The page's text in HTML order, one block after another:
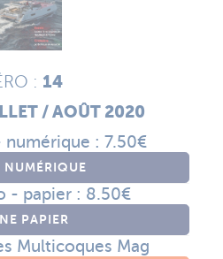
: 14
/ AOÛT 2020
numérique : 7.50€
NUMÉRIQUE
- papier : 8.50€
PAPIER
Multicoques Mag